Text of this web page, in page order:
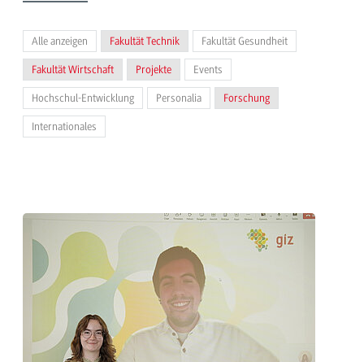
Alle anzeigen Fakultät Technik Fakultät Gesundheit
Fakultät Wirtschaft Projekte Events
Hochschul-Entwicklung Personalia Forschung
Internationales